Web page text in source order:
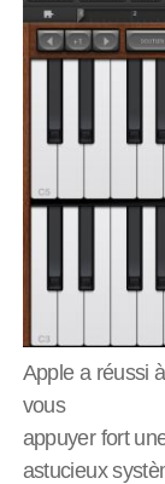
Apple a réussi
vous
appuyer fort
astucieux